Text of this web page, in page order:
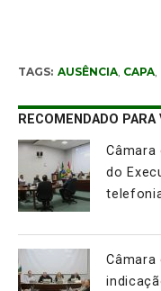
TAGS: AUSÊNCIA, CAPA,
RECOMENDADO PARA
Câmara
do
Câmara